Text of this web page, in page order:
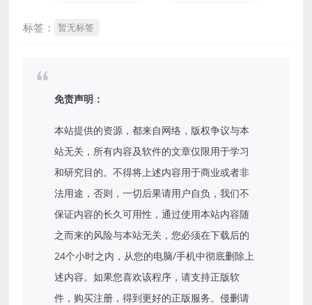
标签： 暂无标签
免责声明：
本站提供的资源，都来自网络，版权争议与本
站无关，所有内容及软件的文章仅限用于学习
和研究目的。不得将上述内容用于商业或者非
法用途，否则，一切后果请用户自负，我们不
保证内容的长久可用性，通过使用本站内容随
之而来的风险与本站无关，您必须在下载后的
24个小时之内，从您的电脑/手机中彻底删除上
述内容。如果您喜欢该程序，请支持正版软
件，购买注册，得到更好的正版服务。侵删请